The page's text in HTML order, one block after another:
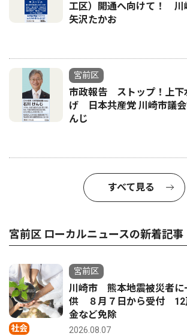
工区）開通へ向けて！
矢沢たかお
宮前区
市政報告 ストップ！上下
げ 日本共産党 川崎市議
んじ
すべて見る
宮前区 ローカルニュースの新着記事
社会
宮前区
川崎市 熊本地震被災者に
供 ８月７日から受付
金など免除
2026.08.07